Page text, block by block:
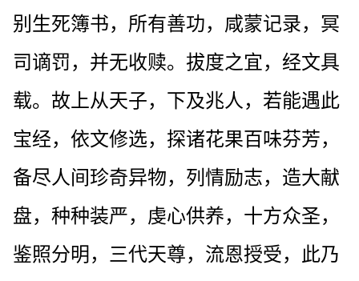
别生死簿书，所有善功，咸蒙记录，冥
司谪罚，并无收赎。拔度之宜，经文具
载。故上从天子，下及兆人，若能遇此
宝经，依文修选，探诸花果百味芬芳，
备尽人间珍奇异物，列情励志，造大献
盘，种种装严，虔心供养，十方众圣，
鉴照分明，三代天尊，流恩授受，此乃